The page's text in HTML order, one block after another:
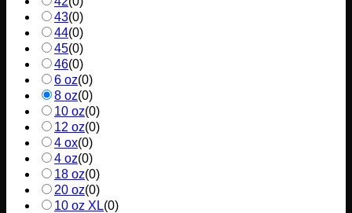
43(0)
44(0)
45(0)
46(0)
6 oz(0)
8 oz(0)
10 oz(0)
12 oz(0)
4 ox(0)
4 oz(0)
18 oz(0)
20 oz(0)
10 oz XL(0)